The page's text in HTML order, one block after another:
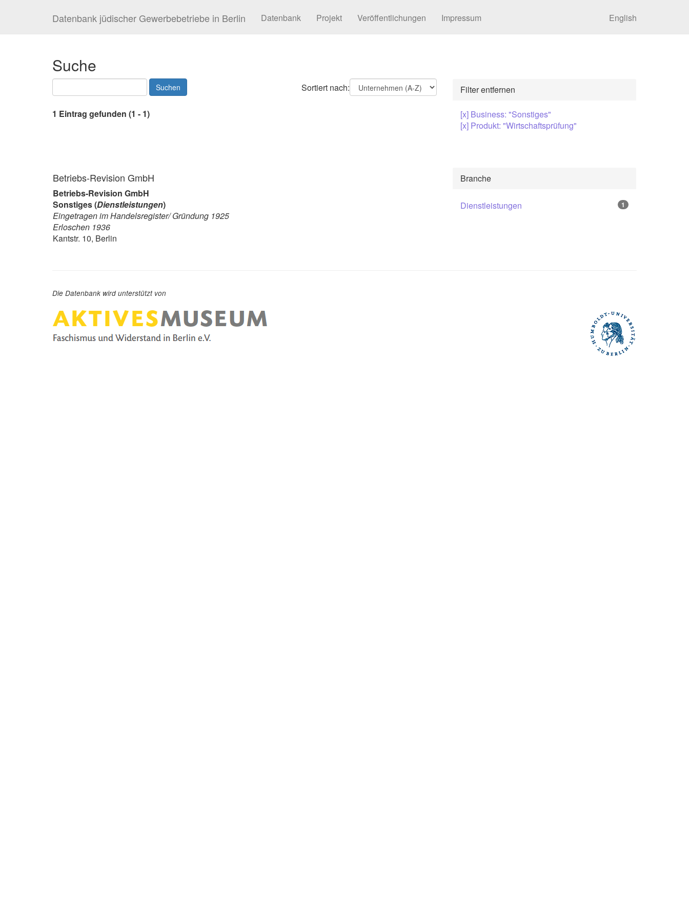
Datenbank jüdischer Gewerbebetriebe in Berlin Datenbank Projekt Veröffentlichungen Impressum English
Suche
Sortiert nach:
1 Eintrag gefunden (1 - 1)
Filter entfernen
[x] Business: "Sonstiges"
[x] Produkt: "Wirtschaftsprüfung"
Betriebs-Revision GmbH
Betriebs-Revision GmbH
Sonstiges (Dienstleistungen)
Eingetragen im Handelsregister/ Gründung 1925
Erloschen 1936
Kantstr. 10, Berlin
Branche
Dienstleistungen 1
Die Datenbank wird unterstützt von